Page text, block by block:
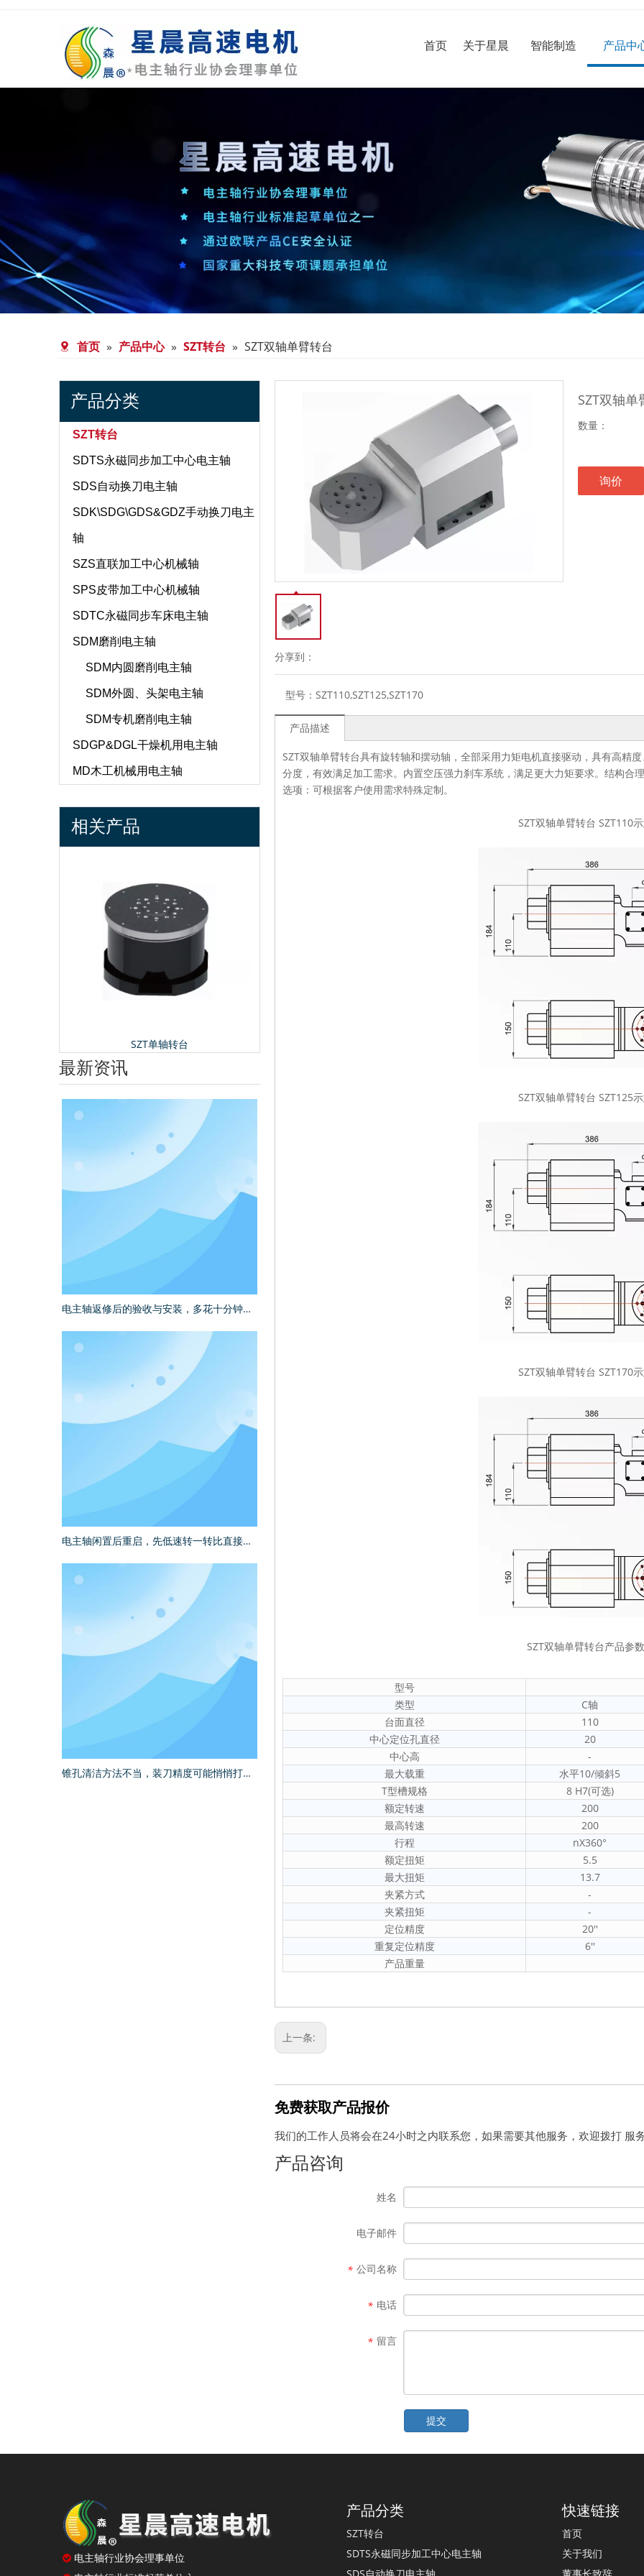
首页 关于星晨 智能制造 产品中
首页 » 产品中心 » SZT转台 » SZT双轴单臂转台
产品分类
SZT转台
SDTS永磁同步加工中心电主轴
SDS自动换刀电主轴
SDK\SDG\GDS&GDZ手动换刀电主
轴
SZS直联加工中心机械轴
SPS皮带加工中心机械轴
SDTC永磁同步车床电主轴
SDM磨削电主轴
SDM内圆磨削电主轴
SDM外圆、头架电主轴
SDM专机磨削电主轴
SDGP&DGL干燥机用电主轴
MD木工机械用电主轴
相关产品
SZT单轴转台
最新资讯
电主轴返修后的验收与安装，多花十分钟少折腾几次
电主轴闲置后重启，先低速转一转比直接干活更稳妥
锥孔清洁方法不当，装刀精度可能悄悄打折扣
分享到：
SZT双轴
数量：
询价
型号： SZT110,SZT125,SZT170
产品描述
SZT双轴单臂转台具有旋转轴和摆动轴，全部采用力矩电机直接驱动，具有高精
分度，有效满足加工需求。内置空压强力刹车系统，满足更大力矩要求。结构合
选项：可根据客户使用需求特殊定制。
SZT双轴单臂转台 SZT110
SZT双轴单臂转台 SZT125
SZT双轴单臂转台 SZT170
SZT双轴单臂转台产品参
型号
类型
C轴
台面直径
110
中心定位孔直径
20
中心高
-
最大载重
水平10/倾斜5
T型槽规格
8 H7(可选)
额定转速
200
最高转速
200
行程
nX360°
额定扭矩
5.5
最大扭矩
13.7
夹紧方式
-
夹紧扭矩
-
定位精度
20''
重复定位精度
6''
产品重量
上一条:
免费获取产品报价
我们的工作人员将会在24小时之内联系您，如果需要其他服务，欢迎拨打 服
产品咨询
姓名
电子邮件
* 公司名称
* 电话
* 留言
提交
 电主轴行业协会理事单位
产品分类
SZT转台
SDTS永磁同步加工中心电主轴
快速链接
首页
关于我们